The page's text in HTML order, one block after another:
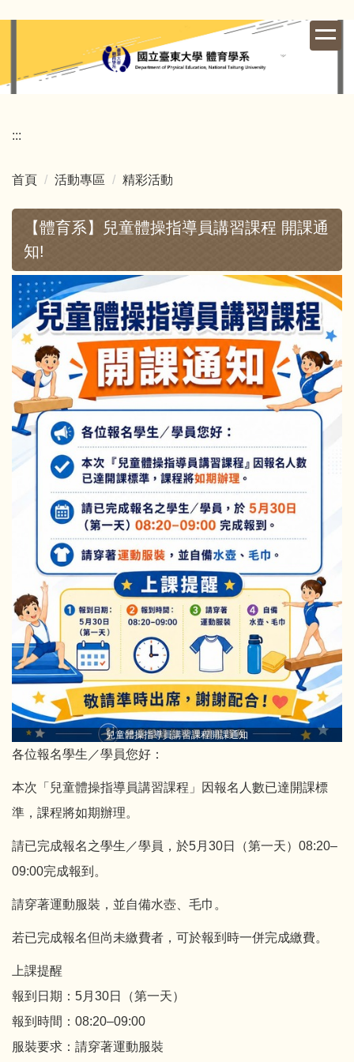
內
:::
首頁 活動專區 精彩活動
【體育系】兒童體操指導員講習課程 開課通
知!
兒童體操指導員講習課程開課通知
各位報名學生／學員您好：
本次「兒童體操指導員講習課程」因報名人數已達開課標
準，課程將如期辦理。
請已完成報名之學生／學員，於5月30日（第一天）08:20–
09:00完成報到。
請穿著運動服裝，並自備水壺、毛巾。
若已完成報名但尚未繳費者，可於報到時一併完成繳費。
上課提醒
報到日期：5月30日（第一天）
報到時間：08:20–09:00
服裝要求：請穿著運動服裝